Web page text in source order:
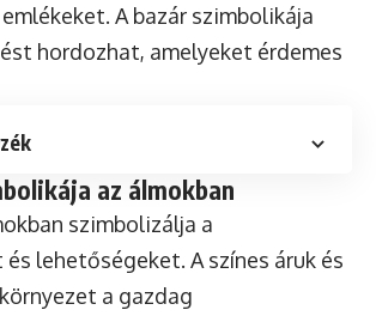
A bazár szimbolikája
hordozhat, amelyeket érdemes
az álmokban
szimbolizálja a
lehetőségeket. A színes áruk és
a gazdag